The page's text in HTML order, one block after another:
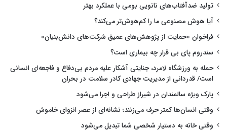
تولید ضدآفتاب‌های نانویی بومی با عملکرد بهتر
آیا هوش مصنوعی ما را کم‌هوش‌تر می‌کند؟
فراخوان «حمایت از پژوهش‌های عمیق شرکت‌های دانش‌بنیان»
سندروم پای بی قرار چه بیماری است؟
حمله به ورزشگاه لامرد، جنایتی آشکار علیه مردم بی‌دفاع و فاجعه‌ای انسانی
است/ قدردانی از مدیریت جهادی کادر سلامت در بحران
پارک ویژه سالمندان در شیراز طراحی و اجرا می‌شود
وقتی انسان‌ها کمتر حرف می‌زنند؛ نشانه‌ای از عصر انزوای خاموش
وقتی خانه به دستیار شخصی شما تبدیل می‌شود